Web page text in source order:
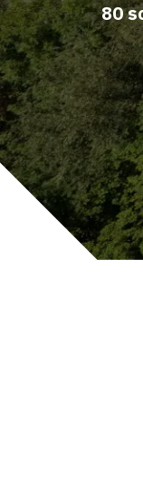
80